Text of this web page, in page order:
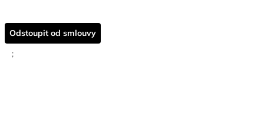
Odstoupit od smlouvy
;